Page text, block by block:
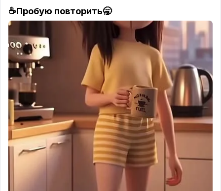
exaggerated anatomy, elongated proportions,
expressive crooked hands, dramatic face, awkward
elegant posture, satirical fashion energy, messy ink
lines, rough watercolor, sketchbook style, vintage
magazine illustration on beige aged paper. Add
handwritten Russian notes, arrows, funny
observations, doodles, and absurd personality
analysis around the character. AR 2:3.
☕️Пробую повторить🥱